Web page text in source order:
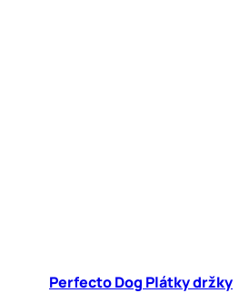
Perfecto Dog Plátky držky